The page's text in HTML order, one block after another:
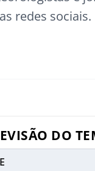
redes sociais.
DO